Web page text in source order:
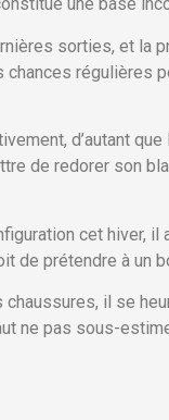
une base
sorties, et la
régulières
d’autant
de redorer son
cet hiver, il
de prétendre à un
chaussures, il se
ne pas sous-